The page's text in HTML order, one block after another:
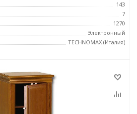
143
7
1270
Электронный
TECHNOMAX (Италия)